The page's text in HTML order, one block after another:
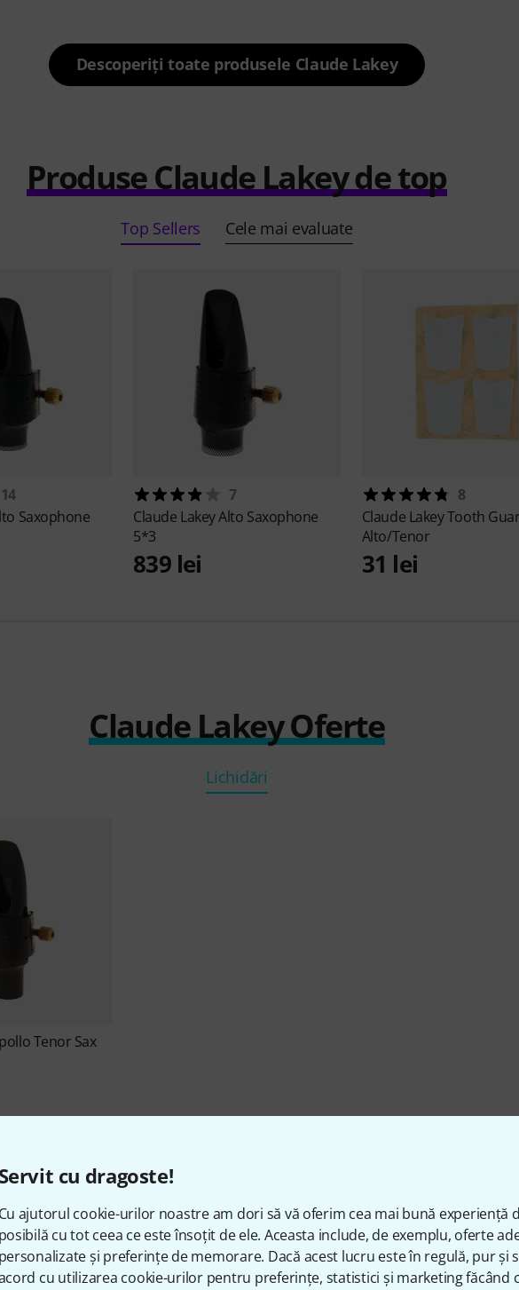
Servit cu dragoste!
Cu ajutorul cookie-urilor noastre am dori să vă oferim cea mai bună experiență
posibilă cu tot ceea ce este însoțit de ele. Aceasta include, de exemplu, oferte
personalizate și preferințe de memorare. Dacă acest lucru este în regulă, pur și
cu utilizarea cookie-urilor pentru preferințe, statistici și marketing făcând
Descoperiți toate produsele Claude Lakey
Produse Claude Lakey de top
Top Sellers Cele mai evaluate
14
Saxophone
7
Claude LakeyAlto Saxophone
5*3
839 lei
8
Claude LakeyTooth
Alto/Tenor
31 lei
Claude Lakey Oferte
Lichidări
Tenor Sax
Despre Claude Lakey